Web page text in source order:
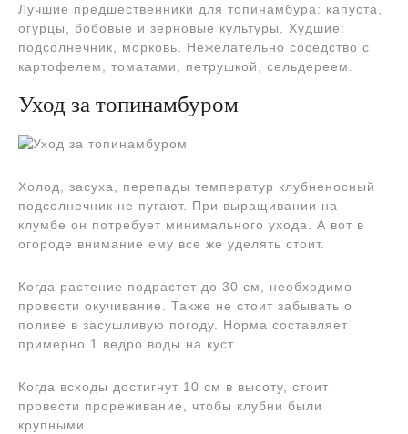
Лучшие предшественники для топинамбура: капуста,
огурцы, бобовые и зерновые культуры. Худшие:
подсолнечник, морковь. Нежелательно соседство с
картофелем, томатами, петрушкой, сельдереем.
Уход за топинамбуром
Холод, засуха, перепады температур клубненосный
подсолнечник не пугают. При выращивании на
клумбе он потребует минимального ухода. А вот в
огороде внимание ему все же уделять стоит.
Когда растение подрастет до 30 см, необходимо
провести окучивание. Также не стоит забывать о
поливе в засушливую погоду. Норма составляет
примерно 1 ведро воды на куст.
Когда всходы достигнут 10 см в высоту, стоит
провести прореживание, чтобы клубни были
крупными.